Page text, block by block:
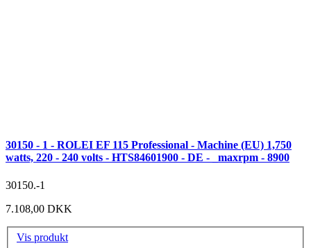
30150 - 1 - ROLEI EF 115 Professional - Machine (EU) 1,750
watts, 220 - 240 volts - HTS84601900 - DE - _maxrpm - 8900
30150.-1
7.108,00 DKK
Vis produkt